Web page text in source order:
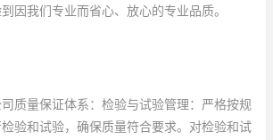
因我们专业而省心、放心的专业品质。
质量保证体系：检验与试验管理：严格按规
验和试验，确保质量符合要求。对检验和试